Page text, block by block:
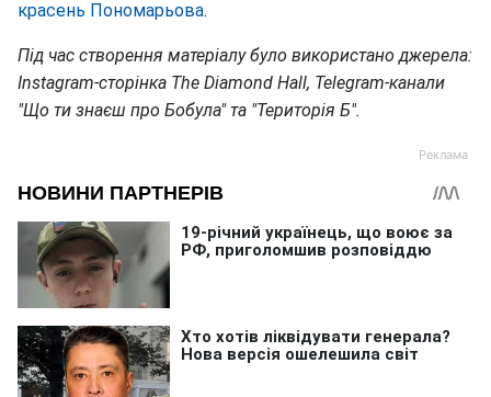
красень Пономарьова.
Під час створення матеріалу було використано джерела:
Instagram-сторінка The Diamond Hall, Telegram-канали
"Що ти знаєш про Бобула" та "Територія Б".